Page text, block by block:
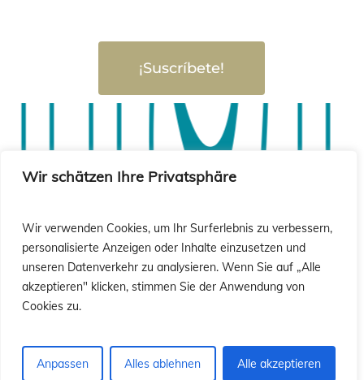
Wir schätzen Ihre Privatsphäre
Wir verwenden Cookies, um Ihr Surferlebnis zu verbessern,
personalisierte Anzeigen oder Inhalte einzusetzen und
unseren Datenverkehr zu analysieren. Wenn Sie auf „Alle
akzeptieren" klicken, stimmen Sie der Anwendung von
Cookies zu.
Anpassen Alles ablehnen Alle akzeptieren
¡Suscríbete!